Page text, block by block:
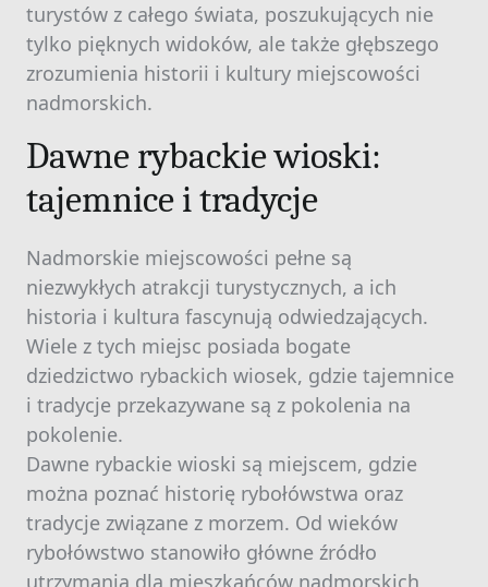
turystów z całego świata, poszukujących nie
tylko pięknych widoków, ale także głębszego
zrozumienia historii i kultury miejscowości
nadmorskich.
Dawne rybackie wioski:
tajemnice i tradycje
Nadmorskie miejscowości pełne są
niezwykłych atrakcji turystycznych, a ich
historia i kultura fascynują odwiedzających.
Wiele z tych miejsc posiada bogate
dziedzictwo rybackich wiosek, gdzie tajemnice
i tradycje przekazywane są z pokolenia na
pokolenie.
Dawne rybackie wioski są miejscem, gdzie
można poznać historię rybołówstwa oraz
tradycje związane z morzem. Od wieków
rybołówstwo stanowiło główne źródło
utrzymania dla mieszkańców nadmorskich